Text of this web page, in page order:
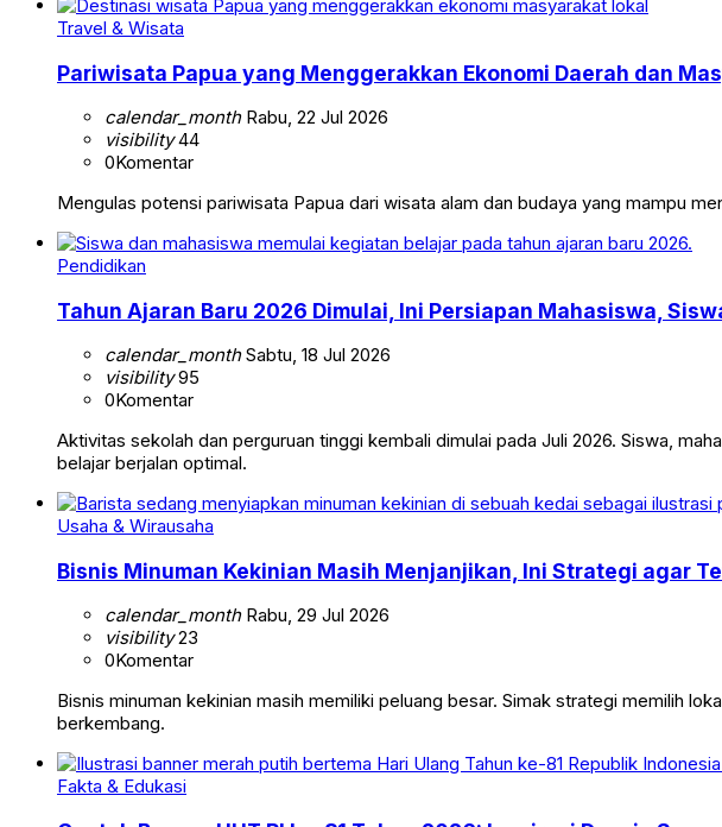
Travel & Wisata
Pariwisata Papua yang Menggerakkan Ekonomi Daerah dan
calendar_monthRabu, 22 Jul 2026
visibility44
0Komentar
Mengulas potensi pariwisata Papua dari wisata alam dan budaya yang mampu
Pendidikan
Tahun Ajaran Baru 2026 Dimulai, Ini Persiapan Mahasiswa,
calendar_monthSabtu, 18 Jul 2026
visibility95
0Komentar
Aktivitas sekolah dan perguruan tinggi kembali dimulai pada Juli 2026. Siswa,
belajar berjalan optimal.
Usaha & Wirausaha
Bisnis Minuman Kekinian Masih Menjanjikan, Ini Strategi agar
calendar_monthRabu, 29 Jul 2026
visibility23
0Komentar
Bisnis minuman kekinian masih memiliki peluang besar. Simak strategi memilih
berkembang.
Fakta & Edukasi